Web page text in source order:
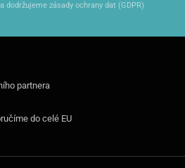
dodržujeme zásady ochrany dat (GDPR)
partnera
do celé EU